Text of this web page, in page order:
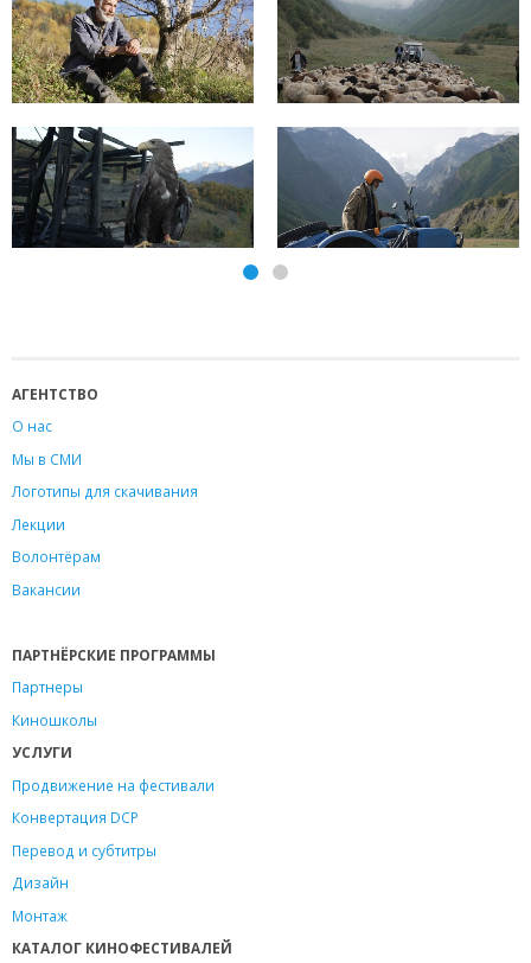
АГЕНТСТВО
О нас
Мы в СМИ
Логотипы для скачивания
Лекции
Волонтёрам
Вакансии
ПАРТНЁРСКИЕ ПРОГРАММЫ
Партнеры
Киношколы
УСЛУГИ
Продвижение на фестивали
Конвертация DCP
Перевод и субтитры
Дизайн
Монтаж
КАТАЛОГ КИНОФЕСТИВАЛЕЙ